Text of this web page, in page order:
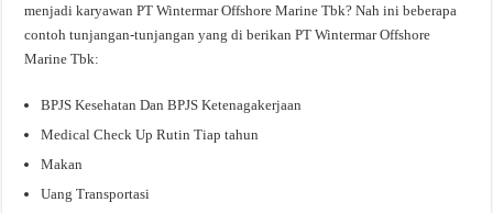
menjadi karyawan PT Wintermar Offshore Marine Tbk? Nah ini beberapa
contoh tunjangan-tunjangan yang di berikan PT Wintermar Offshore
Marine Tbk:
BPJS Kesehatan Dan BPJS Ketenagakerjaan
Medical Check Up Rutin Tiap tahun
Makan
Uang Transportasi